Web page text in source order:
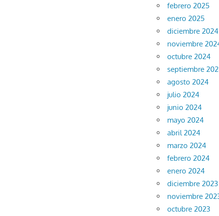
febrero 2025
enero 2025
diciembre 2024
noviembre
octubre 2024
septiembre
agosto 2024
julio 2024
junio 2024
mayo 2024
abril 2024
marzo 2024
febrero 2024
enero 2024
diciembre 2023
noviembre
octubre 2023